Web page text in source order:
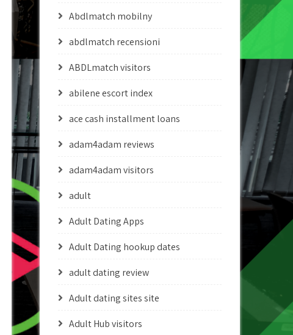
Abdlmatch mobilny
abdlmatch recensioni
ABDLmatch visitors
abilene escort index
ace cash installment loans
adam4adam reviews
adam4adam visitors
adult
Adult Dating Apps
Adult Dating hookup dates
adult dating review
Adult dating sites site
Adult Hub visitors